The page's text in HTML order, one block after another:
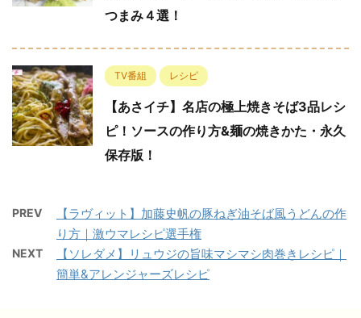
つまみ４選！
TV番組 レシピ
【あさイチ】名店の極上焼きそば3品レシ
ピ！ソースの作り方&麺の焼きかた・永久
保存版！
PREV
【ラヴィット】加藤史帆の豚ねぎ油そば風うどんの作
り方｜激ウマレシピ選手権
NEXT
【ソレダメ】リュウジの旨味マシマシ肉巻きレシピ｜
簡単&アレンジャーズレシピ